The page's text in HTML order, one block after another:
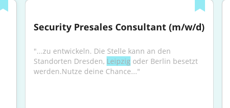
Security Presales Consultant (m/w/d)
"...zu entwickeln. Die Stelle kann an den
Standorten Dresden, Leipzig oder Berlin besetzt
werden.Nutze deine Chance..."